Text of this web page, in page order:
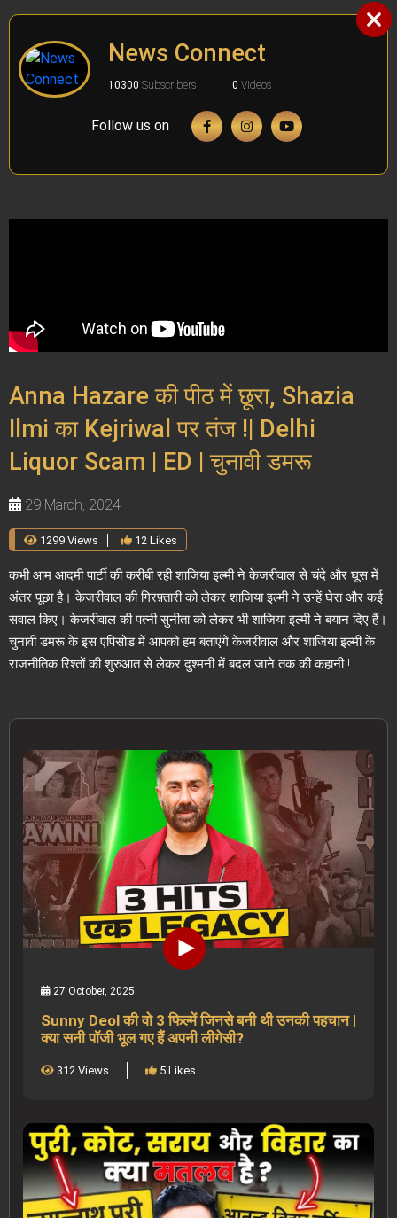
News Connect
10300 Subscribers 0 Videos
Follow us on
Anna Hazare की पीठ में छूरा, Shazia
Ilmi का Kejriwal पर तंज !| Delhi
Liquor Scam | ED | चुनावी डमरू
29 March, 2024
1299 Views 12 Likes
कभी आम आदमी पार्टी की करीबी रही शाजिया इल्मी ने केजरीवाल से चंदे और घूस में
अंतर पूछा है। केजरीवाल की गिरफ़्तारी को लेकर शाजिया इल्मी ने उन्हें घेरा और कई
सवाल किए। केजरीवाल की पत्नी सुनीता को लेकर भी शाजिया इल्मी ने बयान दिए हैं।
चुनावी डमरू के इस एपिसोड में आपको हम बताएंगे केजरीवाल और शाजिया इल्मी के
राजनीतिक रिश्तों की शुरुआत से लेकर दुश्मनी में बदल जाने तक की कहानी !
27 October, 2025
Sunny Deol की वो 3 फिल्में जिनसे बनी थी उनकी पहचान |
क्या सनी पॉजी भूल गए हैं अपनी लीगेसी?
312 Views 5 Likes